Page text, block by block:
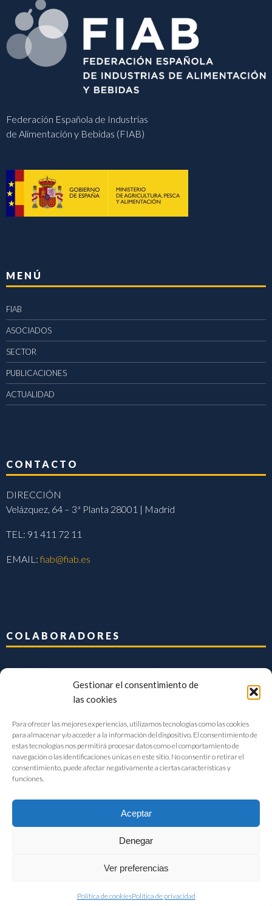
Gestionar el consentimiento de
las cookies
Para ofrecer las mejores experiencias, utilizamos tecnologías como las cookies
para almacenar y/o acceder a la información del dispositivo. El consentimiento de
estas tecnologías nos permitirá procesar datos como el comportamiento de
navegación o las identificaciones únicas en este sitio. No consentir o retirar el
consentimiento, puede afectar negativamente a ciertas características y
funciones.
Aceptar
Denegar
Ver preferencias
Política de cookiesPolítica de privacidad
Federación Española de Industrias
de Alimentación y Bebidas (FIAB)
MENÚ
FIAB
ASOCIADOS
SECTOR
PUBLICACIONES
ACTUALIDAD
CONTACTO
DIRECCIÓN
Velázquez, 64 – 3ª Planta 28001 | Madrid
TEL: 91 411 72 11
EMAIL:fiab@fiab.es
COLABORADORES
FIAB Federación Española de Industrias de la Alimentación y Bebidas